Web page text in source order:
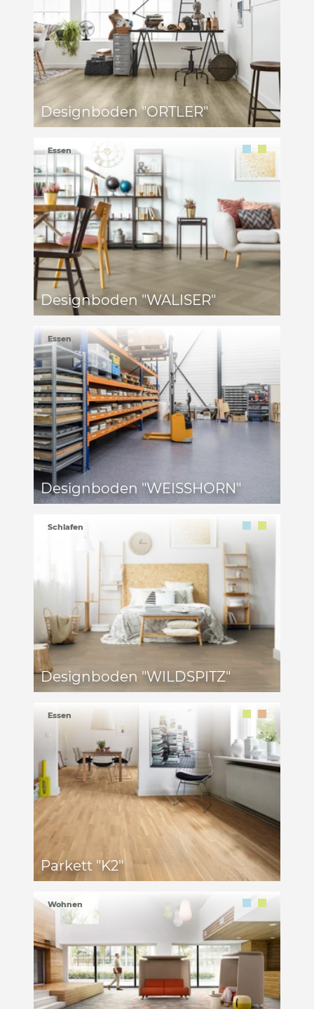
Designboden "ORTLER"
Designboden "WALISER"
Essen
Designboden "WEISSHORN"
Essen
Designboden "WILDSPITZ"
Schlafen
Parkett "K2"
Essen
Wohnen